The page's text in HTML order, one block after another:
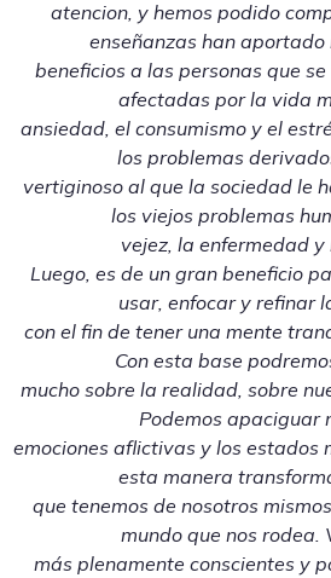
atencion, y hemos podido
enseñanzas han aportado
beneficios a las personas que
afectadas por la vida
ansiedad, el consumismo y el
los problemas
vertiginoso al que la sociedad le
los viejos problemas
vejez, la enfermedad y
Luego, es de un gran beneficio
usar, enfocar y refinar
con el fin de tener una mente
Con esta base
mucho sobre la realidad, sobre
Podemos apaciguar
emociones aflictivas y los estados
esta manera
que tenemos de nosotros
mundo que nos rodea.
más plenamente conscientes y